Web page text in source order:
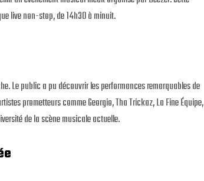
live non-stop, de 14h30 à minuit.
Le public a pu découvrir les performances remarquables de
prometteurs comme Georgio, Tha Trickaz, La Fine Équipe,
de la scène musicale actuelle.